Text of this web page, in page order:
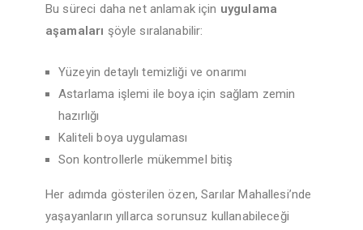
Bu süreci daha net anlamak için uygulama
aşamaları şöyle sıralanabilir:
Yüzeyin detaylı temizliği ve onarımı
Astarlama işlemi ile boya için sağlam zemin
hazırlığı
Kaliteli boya uygulaması
Son kontrollerle mükemmel bitiş
Her adımda gösterilen özen, Sarılar Mahallesi’nde
yaşayanların yıllarca sorunsuz kullanabileceği